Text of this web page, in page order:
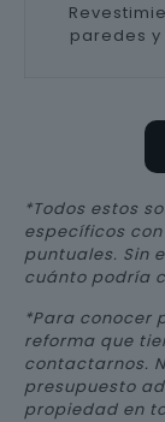
paredes y
*Todos estos
específicos
puntuales. Sin
cuánto podría
*Para conocer
reforma que
contactarnos.
presupuesto
propiedad en